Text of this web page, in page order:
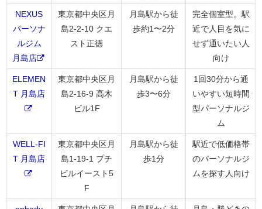
NEXUS
パーソナ
ルジム
月島店
東京都中央区月
島2-2-10 クエ
スト正徳
月島駅から徒
歩約1〜2分
完全個室型。駅
近で人目を気に
せず通いたい人
向け
ELEMEN
T 月島店
東京都中央区月
島2-16-9 高木
ビル1F
月島駅から徒
歩3〜6分
1回30分から通
いやすい短時間
型パーソナルジ
ム
WELL-FI
T 月島店
東京都中央区月
島1-19-1 プチ
ビルイースト5
F
月島駅から徒
歩1分
駅近で低価格帯
のパーソナルジ
ムを探す人向け